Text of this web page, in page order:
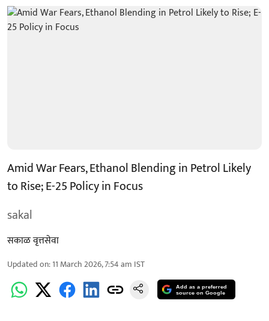
Amid War Fears, Ethanol Blending in Petrol Likely
to Rise; E-25 Policy in Focus
sakal
सकाळ वृत्तसेवा
Updated on:11 March 2026, 7:54 am IST
Add as a preferred
source on Google